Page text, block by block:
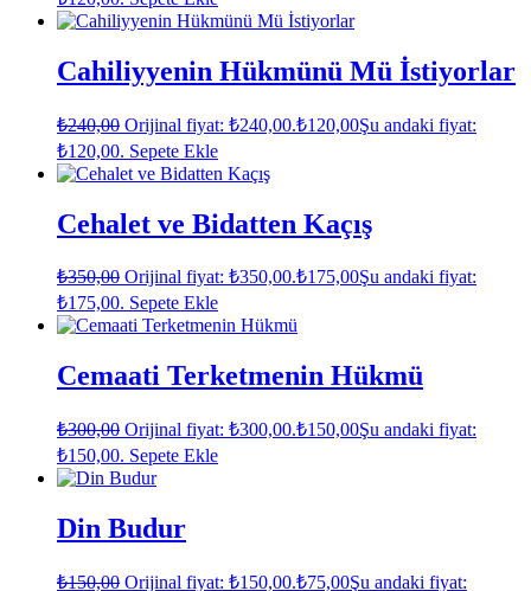
Cahiliyyenin Hükmünü Mü İstiyorlar
₺240,00 Orijinal fiyat: ₺240,00.₺120,00Şu andaki fiyat:
₺120,00. Sepete Ekle
Cehalet ve Bidatten Kaçış
₺350,00 Orijinal fiyat: ₺350,00.₺175,00Şu andaki fiyat:
₺175,00. Sepete Ekle
Cemaati Terketmenin Hükmü
₺300,00 Orijinal fiyat: ₺300,00.₺150,00Şu andaki fiyat:
₺150,00. Sepete Ekle
Din Budur
₺150,00 Orijinal fiyat: ₺150,00.₺75,00Şu andaki fiyat: